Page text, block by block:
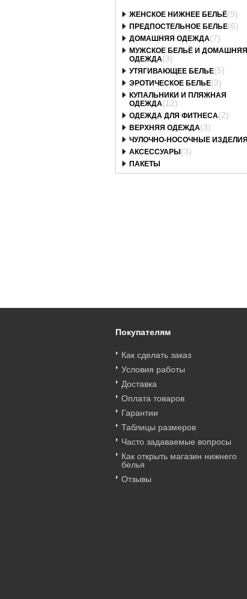
ЖЕНСКОЕ НИЖНЕЕ БЕЛЬЁ(9)
ПРЕДПОСТЕЛЬНОЕ БЕЛЬЕ(6)
ДОМАШНЯЯ ОДЕЖДА(7)
МУЖСКОЕ БЕЛЬЁ И ДОМАШНЯЯ
ОДЕЖДА(3)
УТЯГИВАЮЩЕЕ БЕЛЬЕ(5)
ЭРОТИЧЕСКОЕ БЕЛЬЕ(3)
КУПАЛЬНИКИ И ПЛЯЖНАЯ
ОДЕЖДА(12)
ОДЕЖДА ДЛЯ ФИТНЕСА(2)
ВЕРХНЯЯ ОДЕЖДА(3)
ЧУЛОЧНО-НОСОЧНЫЕ ИЗДЕЛИЯ
АКСЕССУАРЫ (3)
ПАКЕТЫ
Покупателям
Как сделать заказ
Условия работы
Доставка
Оплата товаров
Гарантии
Таблицы размеров
Часто задаваемые вопросы
Как открыть магазин нижнего
белья
Отзывы